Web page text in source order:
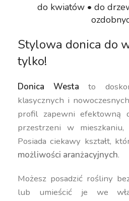
do kwiatów • do
Stylowa donica do
tylko!
Donica Westato
klasycznych i
profil zapewni efektowną
przestrzeni w
Posiada ciekawy kształt,
możliwości aranżacyjnych.
Możesz posadzić rośliny
lub umieścić je we